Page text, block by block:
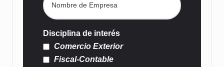
Disciplina de interés
Comercio Exterior
Fiscal-Contable